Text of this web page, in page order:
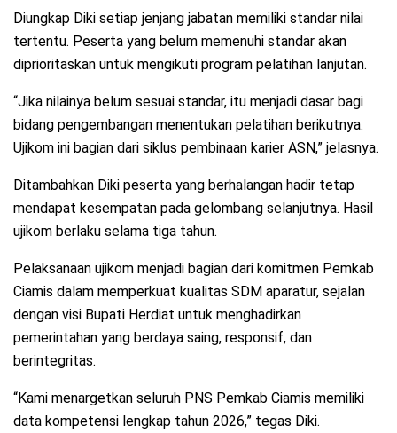
Diungkap Diki setiap jenjang jabatan memiliki standar nilai
tertentu. Peserta yang belum memenuhi standar akan
diprioritaskan untuk mengikuti program pelatihan lanjutan.
“Jika nilainya belum sesuai standar, itu menjadi dasar bagi
bidang pengembangan menentukan pelatihan berikutnya.
Ujikom ini bagian dari siklus pembinaan karier ASN,” jelasnya.
Ditambahkan Diki peserta yang berhalangan hadir tetap
mendapat kesempatan pada gelombang selanjutnya. Hasil
ujikom berlaku selama tiga tahun.
Pelaksanaan ujikom menjadi bagian dari komitmen Pemkab
Ciamis dalam memperkuat kualitas SDM aparatur, sejalan
dengan visi Bupati Herdiat untuk menghadirkan
pemerintahan yang berdaya saing, responsif, dan
berintegritas.
“Kami menargetkan seluruh PNS Pemkab Ciamis memiliki
data kompetensi lengkap tahun 2026,” tegas Diki.